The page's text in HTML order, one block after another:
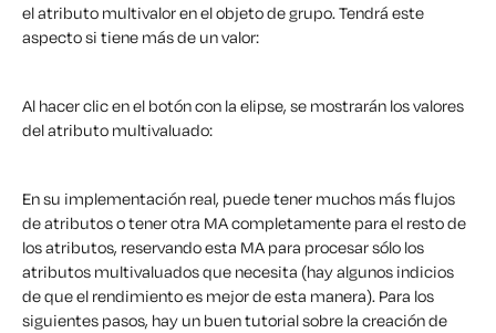
el atributo multivalor en el objeto de grupo. Tendrá este
aspecto si tiene más de un valor:
Al hacer clic en el botón con la elipse, se mostrarán los valores
del atributo multivaluado:
En su implementación real, puede tener muchos más flujos
de atributos o tener otra MA completamente para el resto de
los atributos, reservando esta MA para procesar sólo los
atributos multivaluados que necesita (hay algunos indicios
de que el rendimiento es mejor de esta manera). Para los
siguientes pasos, hay un buen tutorial sobre la creación de